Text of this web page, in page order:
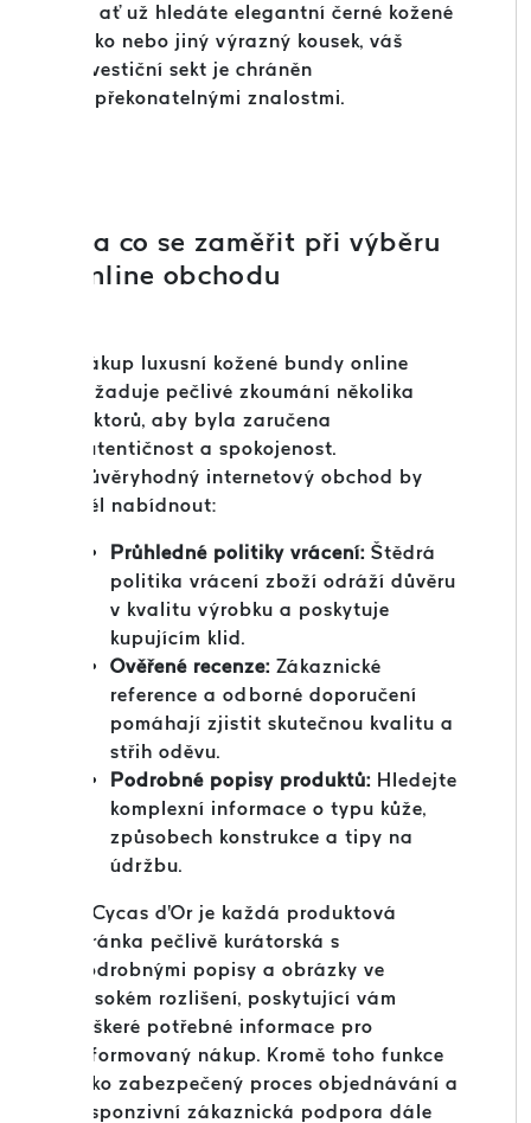
že ať už hledáte elegantní černé kožené
sako nebo jiný výrazný kousek, váš
investiční sekt je chráněn
nepřekonatelnými znalostmi.
Na co se zaměřit při výběru
online obchodu
Nákup luxusní kožené bundy online
vyžaduje pečlivé zkoumání několika
faktorů, aby byla zaručena
autentičnost a spokojenost.
Důvěryhodný internetový obchod by
měl nabídnout:
Průhledné politiky vrácení: Štědrá
politika vrácení zboží odráží důvěru
v kvalitu výrobku a poskytuje
kupujícím klid.
Ověřené recenze: Zákaznické
reference a odborné doporučení
pomáhají zjistit skutečnou kvalitu a
střih oděvu.
Podrobné popisy produktů: Hledejte
komplexní informace o typu kůže,
způsobech konstrukce a tipy na
údržbu.
V Cycas d'Or je každá produktová
stránka pečlivě kurátorská s
podrobnými popisy a obrázky ve
vysokém rozlišení, poskytující vám
veškeré potřebné informace pro
informovaný nákup. Kromě toho funkce
jako zabezpečený proces objednávání a
responzivní zákaznická podpora dále